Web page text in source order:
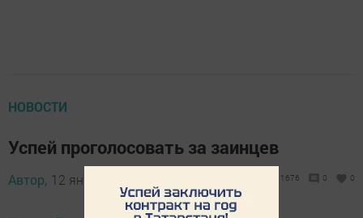
НОВОСТИ
Успей проголосовать за заинцев
Автор, 12 января 2018 - 11:43 1676 0 0